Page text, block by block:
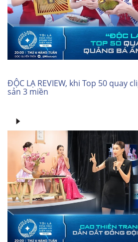
ĐỘC LẠ REVIEW, khi Top 50 quay
sản 3 miền